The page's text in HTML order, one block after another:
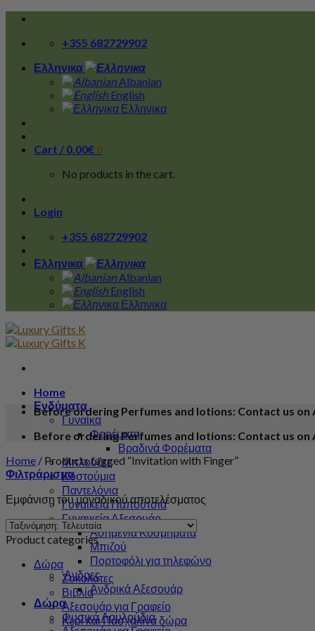
Skip
content
+355 682729902
Ελληνικα
Albanian
English
Ελληνικα
Cart / 0.00€ 0
No products in the cart.
Login
+355 682729902
Ελληνικα
Albanian
English
Ελληνικα
Home
Ενδύματα
Γυναίκα
Φορέματα
Βραδινά Φορέματα
Μπλούζες
Κοστούμια
Παντελόνια
Γυναικεία Παπούτσια
Γυναικεία Αξεσουάρ
Ασημένια Κοσμήματα
Μπιζού
Πορτοφόλι για τηλεφώνο
‘Ανδρες
Ανδρικά Αξεσουάρ
Δώρα
Φυσικά Λουλούδια
Before ordering Perfumes and lotions: Contact us
Before ordering Perfumes and lotions: Contact us
Home / Products tagged “Invitation with Finger”
Φιλτράρισμα
Εμφάνιση του μοναδικού αποτελέσματος
Product categories
Δώρα
Σοκολάτες
Βιβλία
Αξεσουάρ για Γραφείο
Κερί και Πάσχαλίνα δώρα